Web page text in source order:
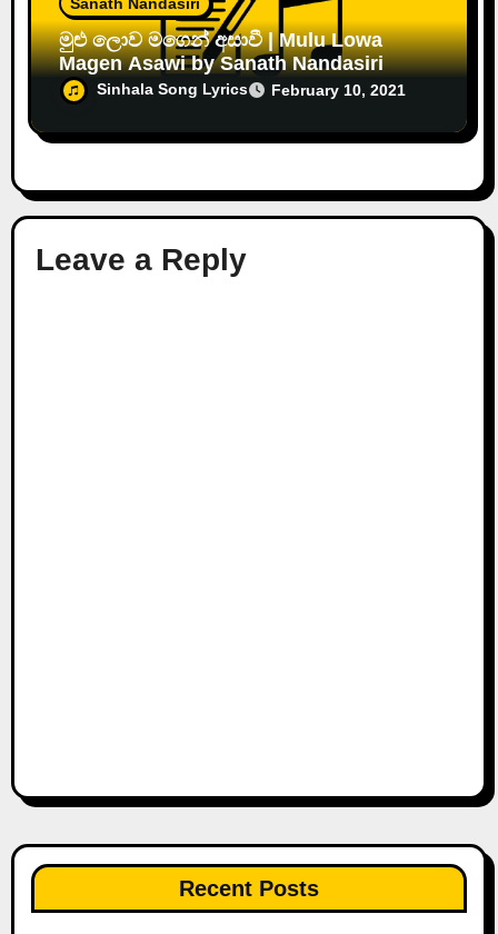
Sanath Nandasiri
මුළු ලොව මගෙන් අසාවී | Mulu Lowa
Magen Asawi by Sanath Nandasiri
Sinhala Song Lyrics February 10, 2021
Leave a Reply
Recent Posts